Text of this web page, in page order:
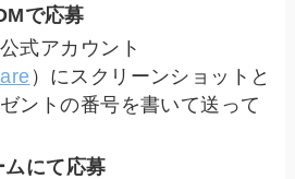
で応募
式アカウント
）にスクリーンショットと
ントの番号を書いて送って
にて応募